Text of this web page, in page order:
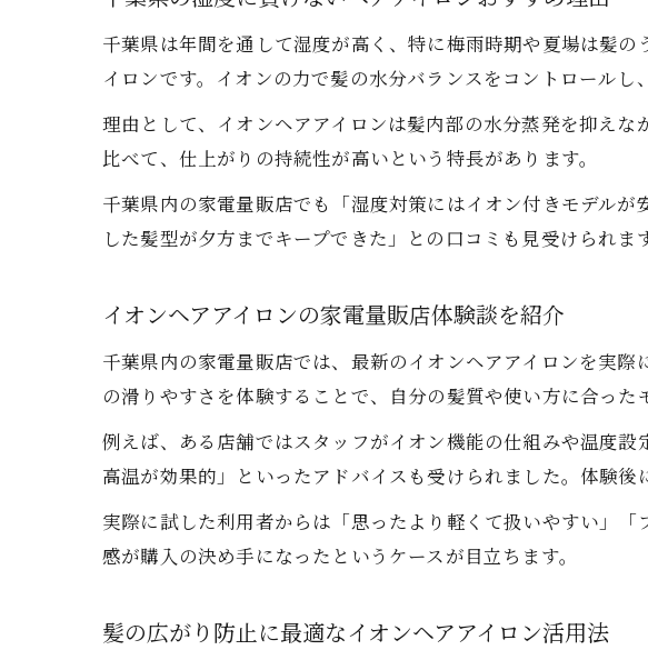
自分の髪
パサつき対策
パサつき
家電量販
イオンヘ
パサつき
家電体験
イオンヘ
おすすめ
髪悩み別
初心者で
プロも推
安く手に入る
セールや
千葉県は年間を通して湿度が高く、特に梅雨時期や夏場は髪
イロンです。イオンの力で髪の水分バランスをコントロール
理由として、イオンヘアアイロンは髪内部の水分蒸発を抑え
比べて、仕上がりの持続性が高いという特長があります。
千葉県内の家電量販店でも「湿度対策にはイオン付きモデル
した髪型が夕方までキープできた」との口コミも見受けられます
イオンヘアアイロンの家電量販店体験談を紹介
千葉県内の家電量販店では、最新のイオンヘアアイロンを実
の滑りやすさを体験することで、自分の髪質や使い方に合った
例えば、ある店舗ではスタッフがイオン機能の仕組みや温度
高温が効果的」といったアドバイスも受けられました。体験
実際に試した利用者からは「思ったより軽くて扱いやすい」
感が購入の決め手になったというケースが目立ちます。
髪の広がり防止に最適なイオンヘアアイロン活用法